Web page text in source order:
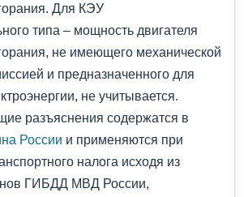
Для КЭУ
типа – мощность двигателя
не имеющего механической
и предназначенного для
не учитывается.
разъяснения содержатся в
России и применяются при
налога исходя из
ГИБДД МВД России,